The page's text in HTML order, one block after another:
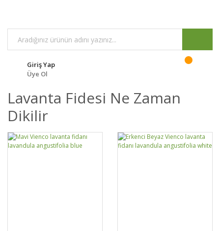
Giriş Yap
Üye Ol
Lavanta Fidesi Ne Zaman
Dikilir